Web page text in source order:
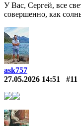
У Вас, Сергей, все
совершенно, как
ask757
27.05.2026 14:51
#11